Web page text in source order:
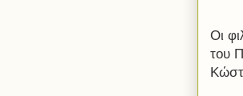
Οι
του